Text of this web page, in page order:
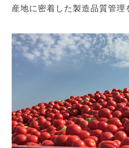
産地に密着した製造品質管理